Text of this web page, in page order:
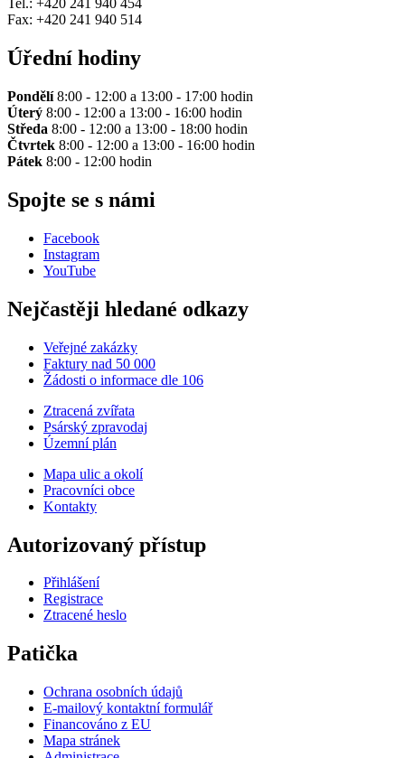
Tel.: +420 241 940 454
Fax: +420 241 940 514
Úřední hodiny
Pondělí8:00 - 12:00 a 13:00 - 17:00 hodin
Úterý 8:00 - 12:00 a 13:00 - 16:00 hodin
Středa 8:00 - 12:00 a 13:00 - 18:00 hodin
Čtvrtek 8:00 - 12:00 a 13:00 - 16:00 hodin
Pátek 8:00 - 12:00 hodin
Spojte se s námi
Facebook
Instagram
YouTube
Nejčastěji hledané odkazy
Veřejné zakázky
Faktury nad 50 000
Žádosti o informace dle 106
Ztracená zvířata
Psárský zpravodaj
Územní plán
Mapa ulic a okolí
Pracovníci obce
Kontakty
Autorizovaný přístup
Přihlášení
Registrace
Ztracené heslo
Patička
Ochrana osobních údajů
E-mailový kontaktní formulář
Financováno z EU
Mapa stránek